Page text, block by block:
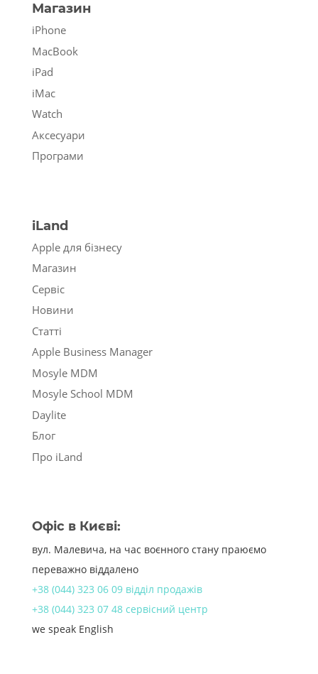
Магазин
iPhone
MacBook
iPad
iMac
Watch
Аксесуари
Програми
iLand
Apple для бізнесу
Магазин
Сервіс
Новини
Статті
Apple Business Manager
Mosyle MDM
Mosyle School MDM
Daylite
Блог
Про iLand
Офіс в Києві:
вул. Малевича, на час воєнного стану праюємо
переважно віддалено
+38 (044) 323 06 09 відділ продажів
+38 (044) 323 07 48 сервісний центр
we speak English